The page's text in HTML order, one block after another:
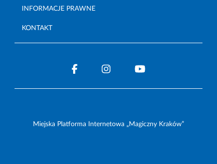
INFORMACJE PRAWNE
KONTAKT
Miejska Platforma Internetowa „Magiczny Kraków”